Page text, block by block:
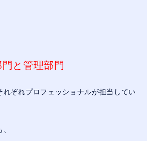
と管理部門
ぞれプロフェッショナルが担当してい